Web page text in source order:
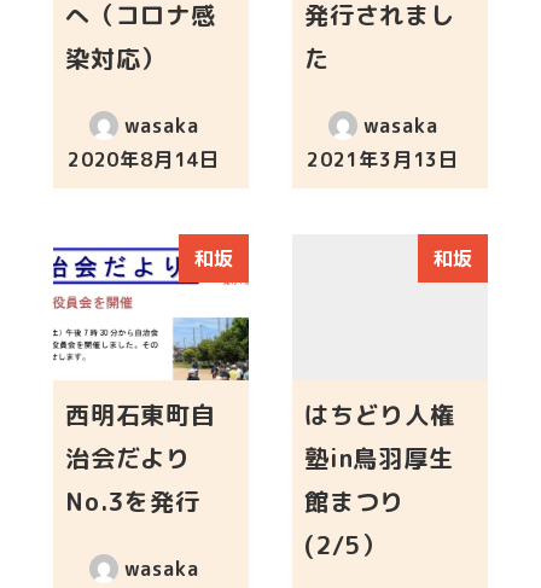
へ（コロナ感
染対応）
wasaka
投稿日
2020年8月14日
発行されまし
た
wasaka
投稿日
2021年3月13日
和坂
西明石東町自
治会だより
No.3を発行
wasaka
和坂
はちどり人権
塾in鳥羽厚生
館まつり
(2/5）